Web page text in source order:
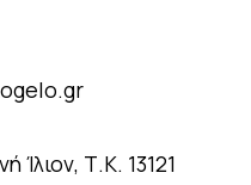
Ίλιον, Τ.Κ. 13121